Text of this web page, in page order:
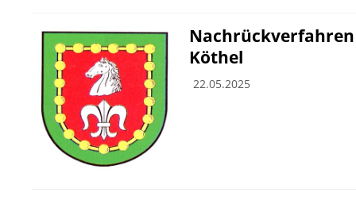
Nachrückverfahren
Köthel
22.05.2025